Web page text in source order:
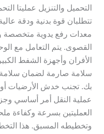
التحميل والتنزيل عمليتا
تتطلبان قوة بدنية ودقة
معدات رفع يدوية متخصصة
القصوى. يتم التعامل مع
الأفران وأجهزة الشفط
سلامة صارمة لضمان سلامة
بك. تجنب خدش الأرضيات أو
عملية النقل أمر أساسي
العمليتين بسرعة وكفاءة
وتخطيطه المسبق. هذا